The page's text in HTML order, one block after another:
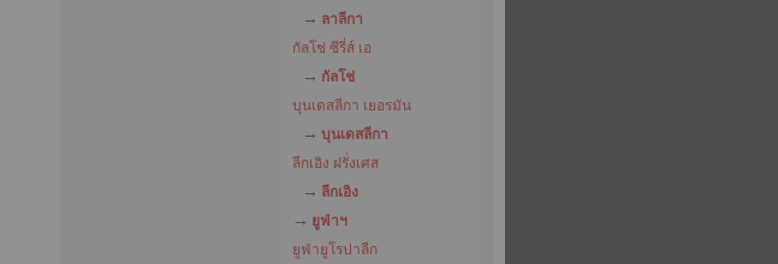
ลาลีกา
กัลโช่ ซีรี่ส์ เอ
กัลโช่
บุนเดสลีกา เยอรมัน
บุนเดสลีกา
ลีกเอิง ฝรั่งเศส
ลีกเอิง
ยูฟ่าฯ
ยูฟ่ายูโรปาลีก